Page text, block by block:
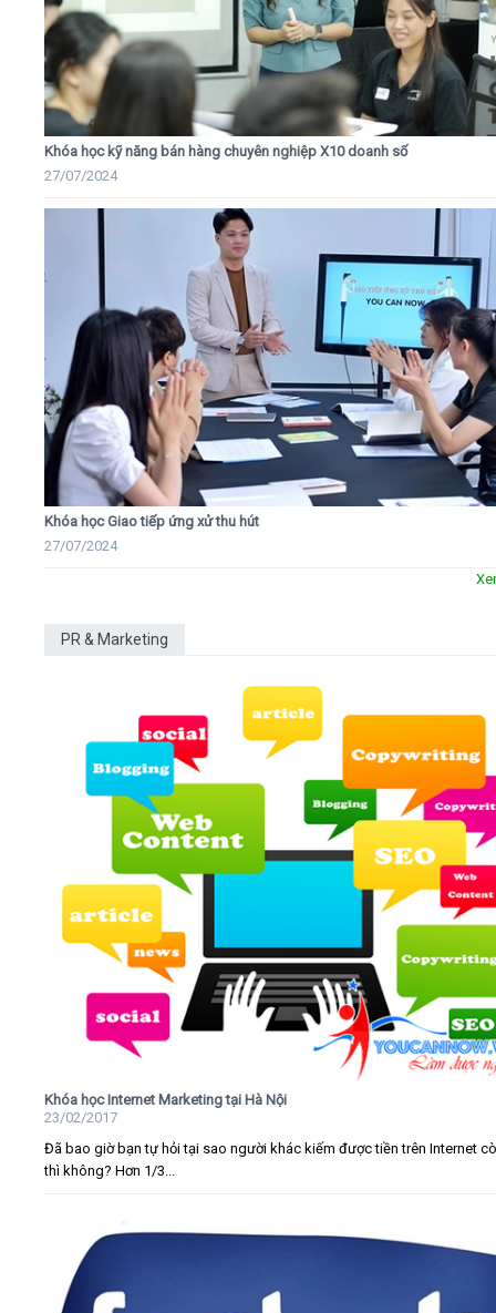
Khóa học kỹ năng bán hàng chuyên nghiệp X10 doanh số
27/07/2024
Khóa học Giao tiếp ứng xử thu hút
27/07/2024
PR & Marketing
Khóa học Internet Marketing tại Hà Nội
23/02/2017
Đã bao giờ bạn tự hỏi tại sao người khác kiếm được tiền trên Internet
thì không? Hơn 1/3...